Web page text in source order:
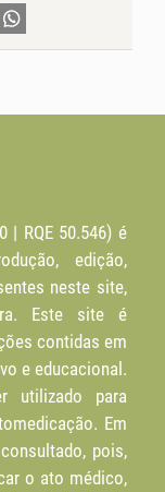
| RQE 50.546) é
edição,
neste site,
Este site é
contidas em
e educacional.
utilizado para
Em
pois,
o ato médico,